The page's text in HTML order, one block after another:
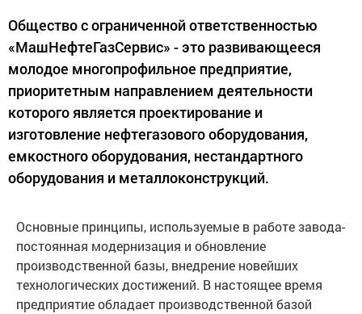
Общество с ограниченной ответственностью
«МашНефтеГазСервис» - это развивающееся
молодое многопрофильное предприятие,
приоритетным направлением деятельности
которого является проектирование и
изготовление нефтегазового оборудования,
емкостного оборудования, нестандартного
оборудования и металлоконструкций.
Основные принципы, используемые в работе завода-
постоянная модернизация и обновление
производственной базы, внедрение новейших
технологических достижений. В настоящее время
предприятие обладает производственной базой